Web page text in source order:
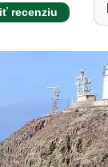
recenziu